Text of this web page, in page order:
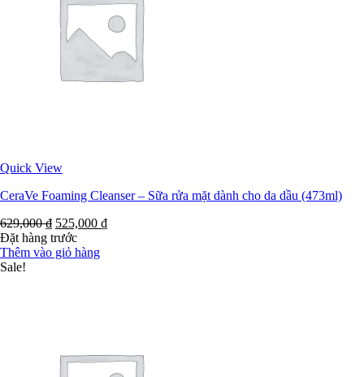
Quick View
CeraVe Foaming Cleanser – Sữa rửa mặt dành cho da dầu (473ml)
629,000₫ 525,000 ₫
Đặt hàng trước
Thêm vào giỏ hàng
Sale!